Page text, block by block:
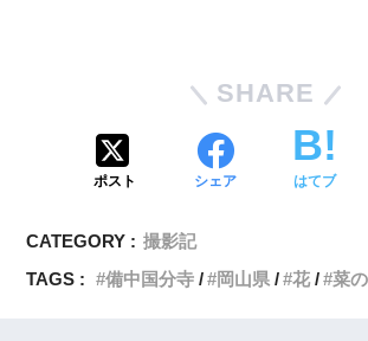
SHARE
ポスト シェア はてブ
CATEGORY : 撮影記
TAGS :
備中国分寺 岡山県 花 菜